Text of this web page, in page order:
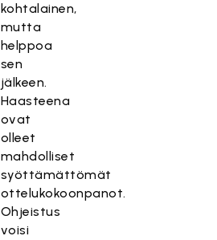
kohtalainen,
mutta
helppoa
sen
jälkeen.
Haasteena
ovat
olleet
mahdolliset
syöttämättömät
ottelukokoonpanot.
Ohjeistus
voisi